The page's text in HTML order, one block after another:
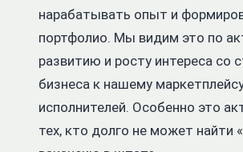
нарабатывать опыт и
портфолио. Мы видим это по
развитию и росту интереса со
бизнеса к нашему
исполнителей. Особенно это
тех, кто долго не может найти